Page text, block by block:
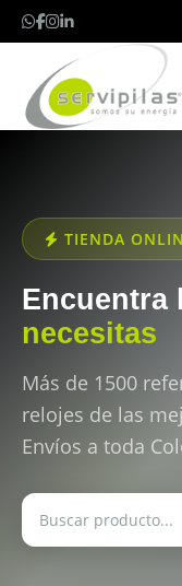
TIENDA
Encuentra
necesitas
Más de 1500
relojes de las
Envíos a toda